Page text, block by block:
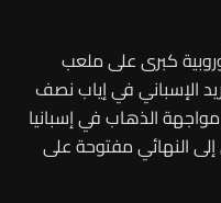
كبرى على ملعب
الإسباني في إياب نصف
مواجهة الذهاب في إسبانيا
إلى النهائي مفتوحة على